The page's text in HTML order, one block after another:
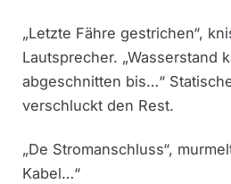
„Letzte Fähre gestrichen“,
Lautsprecher. „Wasserstand
abgeschnitten bis…“
verschluckt den Rest.
„De Stromanschluss“,
Kabel…“